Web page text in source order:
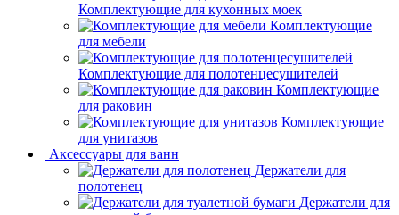
Комплектующие для кухонных моек
Комплектующие
для мебели
Комплектующие для полотенцесушителей
Комплектующие
для раковин
Комплектующие
для унитазов
Аксессуары для ванн
Держатели для
полотенец
Держатели для